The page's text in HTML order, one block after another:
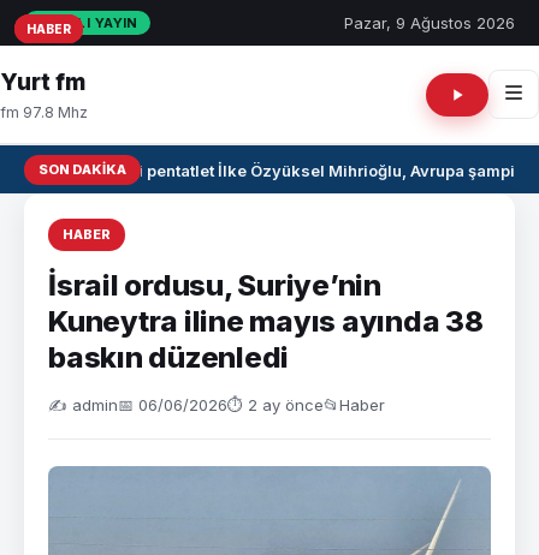
CANLI YAYIN Pazar, 9 Ağustos 2026
Yurt fm
fm 97.8 Mhz
SON DAKIKAMilli pentatlet İlke Özyüksel Mihrioğlu, Avrupa
HABER
İsrail ordusu, Suriye’nin
Kuneytra iline mayıs ayında 38
baskın düzenledi
✍️ admin📅 06/06/2026⏱ 2 ay önce📂Haber
HABER
HABER
HABER